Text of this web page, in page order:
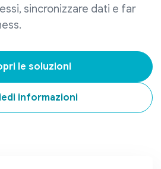
sincronizzare dati e far
le soluzioni
informazioni